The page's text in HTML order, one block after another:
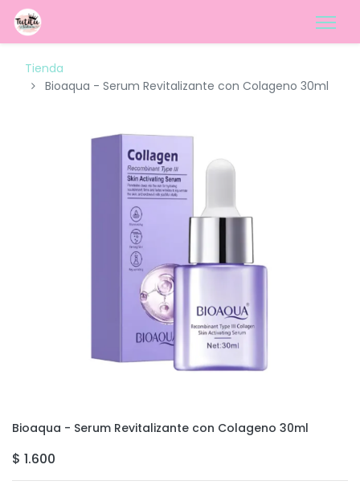
Tienda
Bioaqua - Serum Revitalizante con Colageno 30ml
Bioaqua - Serum Revitalizante con Colageno 30ml
$ 1.600